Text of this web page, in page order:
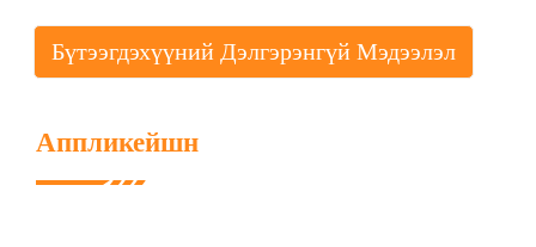
Бүтээгдэхүүний Дэлгэрэнгүй Мэдээлэл
Аппликейшн